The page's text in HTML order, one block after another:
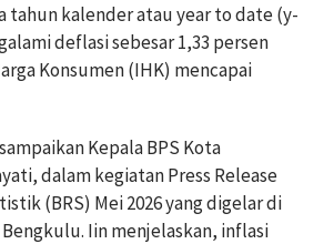
tahun kalender atau year to date (y-
deflasi sebesar 1,33 persen
Konsumen (IHK) mencapai
Kepala BPS Kota
dalam kegiatan Press Release
(BRS) Mei 2026 yang digelar di
Iin menjelaskan, inflasi